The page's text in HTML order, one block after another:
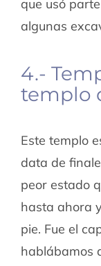
que usó
algunas
4.-
templo
Este templo
data de
peor estado
hasta ahora
pie. Fue el
hablábamos